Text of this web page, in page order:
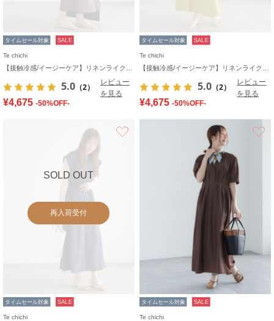
タイムセール対象 SALE
Te chichi
5.0 （2）
レビュー
を見る
¥4,675 -50%OFF-
タイムセール対象 SALE
Te chichi
5.0 （2）
レビュー
を見る
¥4,675 -50%OFF-
SOLD OUT
再入荷受付
タイムセール対象 SALE
Te chichi
タイムセール対象 SALE
Te chichi